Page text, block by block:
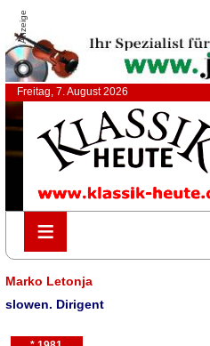
Anzeige
Freitag, 7. August 2026
≡
≡
Marko Letonja
slowen. Dirigent